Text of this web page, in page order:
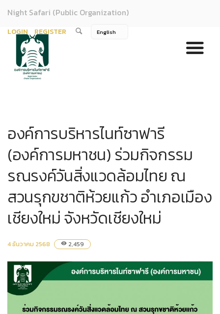
Night Safari (Public Organization)
LOGIN REGISTER
องค์การบริหารไนท์ซาฟารี
(องค์การมหาชน) ร่วมกิจกรรม
รณรงค์วันสิ่งแวดล้อมไทย ณ
สวนรุกขชาติห้วยแก้ว อำเภอเมือง
เชียงใหม่ จังหวัดเชียงใหม่
4 ธันวาคม 2568 visibility 2,459